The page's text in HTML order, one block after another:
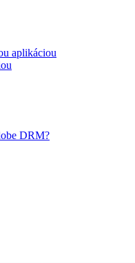
aplikáciou
DRM?